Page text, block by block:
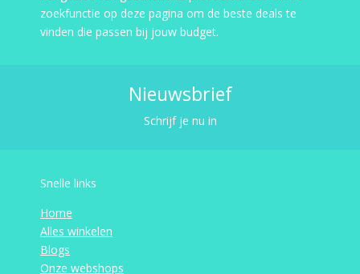
zoekfunctie op deze pagina om de beste deals te
vinden die passen bij jouw budget.
Nieuwsbrief
Schrijf je nu in
Snelle links
Home
Alles winkelen
Blogs
Onze webshops